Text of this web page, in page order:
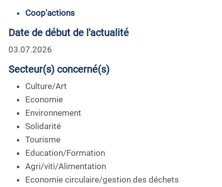
Coop'actions
Date de début de l'actualité
03.07.2026
Secteur(s) concerné(s)
Culture/Art
Economie
Environnement
Solidarité
Tourisme
Education/Formation
Agri/viti/Alimentation
Economie circulaire/gestion des déchets